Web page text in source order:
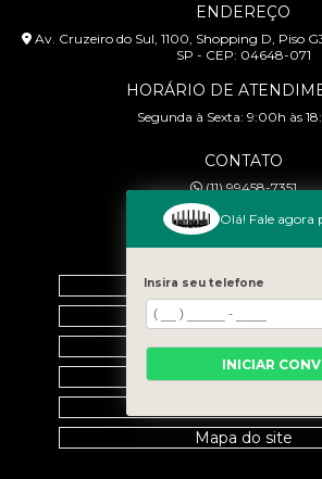
ENDEREÇO
Av. Cruzeiro do Sul, 1100, Shopping D, Piso
SP - CEP: 04648-071
HORÁRIO DE
Segunda à Sexta: 9:00h às
CONTATO
(11) 99458-7351
Home
Empresa
Galeria
Contato
Mapa do site
Olá! Fale agora
Insira seu telefone
INICIAR